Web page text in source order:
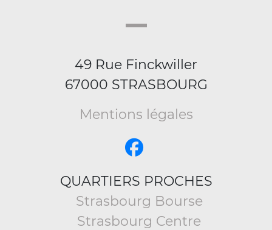
49 Rue Finckwiller
67000 STRASBOURG
Mentions légales
QUARTIERS PROCHES
Strasbourg Bourse
Strasbourg Centre